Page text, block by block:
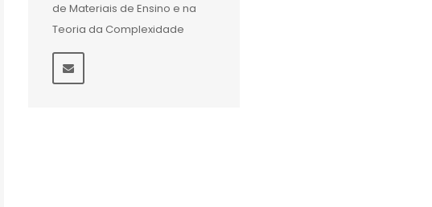
de Materiais de Ensino e na
Teoria da Complexidade